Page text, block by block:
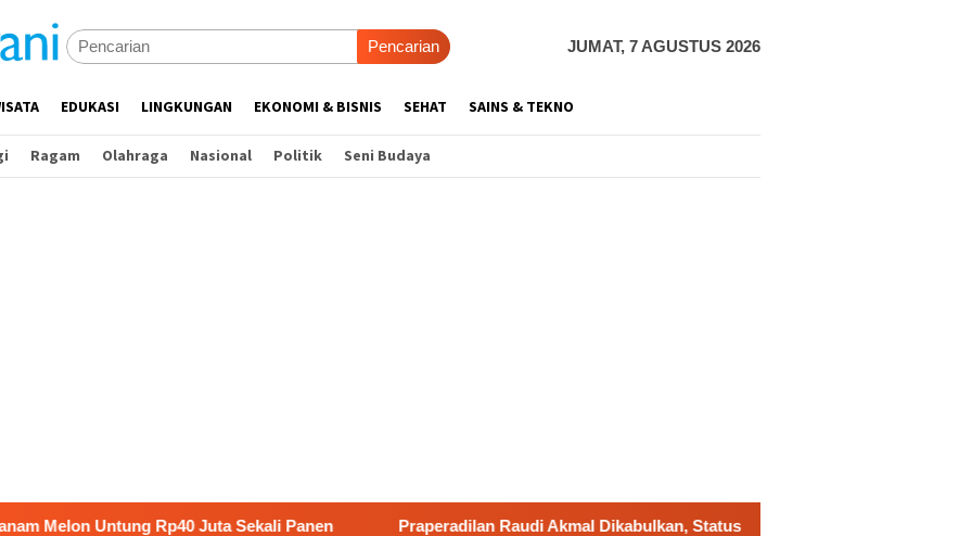
Pencarian JUMAT, 7 AGUSTUS 2026
EDUKASI LINGKUNGAN EKONOMI & BISNIS SEHAT SAINS & TEKNO
Ragam Olahraga Nasional Politik Seni Budaya
Rp40 Juta Sekali Panen Praperadilan Raudi Akmal Dikabulkan, Status Tersangka Gugur